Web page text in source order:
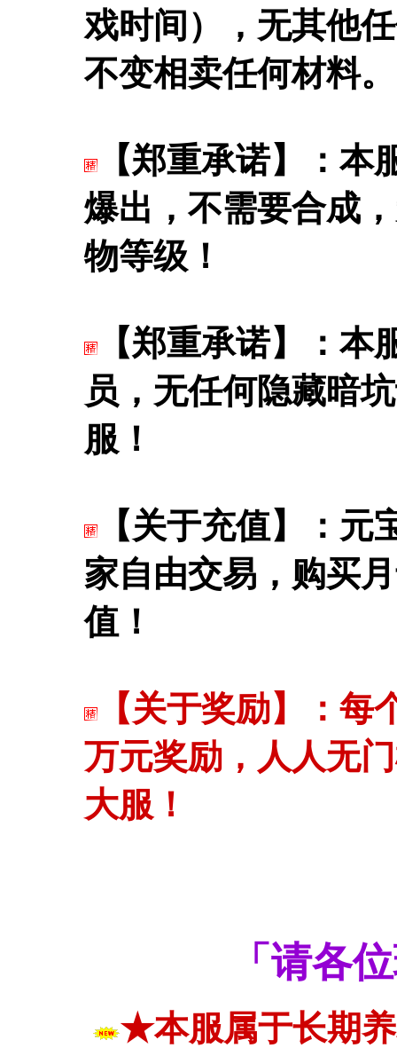
戏时间），无其他
不变相卖任何材料。
【郑重承诺】：
爆出，不需要合成
物等级！
【郑重承诺】：
员，无任何隐藏暗
服！
【关于充值】：
家自由交易，购买
值！
【关于奖励】：
万元奖励，人人无
大服！
「请各
★本服属于长期